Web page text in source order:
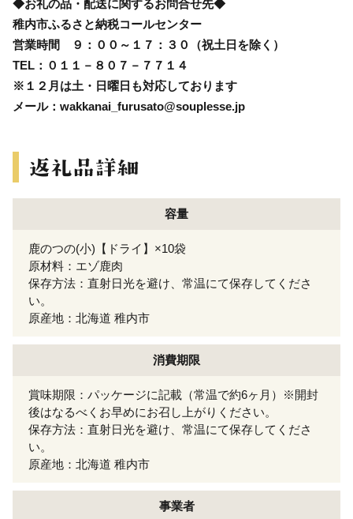
◆お礼の品・配送に関するお問合せ先◆
稚内市ふるさと納税コールセンター
営業時間 ９：００～１７：３０（祝土日を除く）
TEL：０１１－８０７－７７１４
※１２月は土・日曜日も対応しております
メール：wakkanai_furusato@souplesse.jp
容量
鹿のつの(小)【ドライ】×10袋
原材料：エゾ鹿肉
保存方法：直射日光を避け、常温にて保存してくださ
い。
原産地：北海道 稚内市
消費期限
賞味期限：パッケージに記載（常温で約6ヶ月）※開封
後はなるべくお早めにお召し上がりください。
保存方法：直射日光を避け、常温にて保存してくださ
い。
原産地：北海道 稚内市
事業者